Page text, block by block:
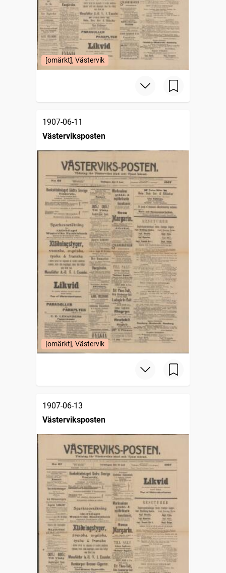
[omärkt], Västervik
1907-06-11
Västerviksposten
[omärkt], Västervik
1907-06-13
Västerviksposten